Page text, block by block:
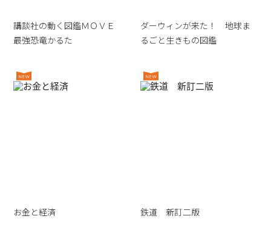
講談社の動く図鑑ＭＯＶＥ
最強恐竜かるた
ダーウィンが来た！ 地球ま
るごと生きもの図鑑
お金と経済 鉄道 新訂二版